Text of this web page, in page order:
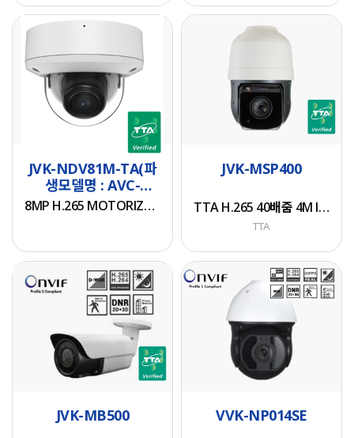
• 해시값 (SHA-256) :
• 파생모델명 : AVC-
• 화이트LED 라이트(야
간 컬러/이벤트 경보기
• 화이트LED 최대30M,
IR 가시거리 최대 35M
• IP67, IK10 등급
• 입력전원 :
• 펌웨어 버전 :
V30.85.8.2.3.4_250106
• 해시값 (SHA-256) :
• 파생모델명 : AVC-
NCB81M50-IK-TA
• 3D DNR, WDR, HLC,
BLC, ROI encoding
• Intelligent Analytics
• White Light LED /
Strobe (Blue & Red)
• Built-in MIC /
Speaker
V30.85.8.2.3.4_250106
• 펌웨어 파일명 :
AVCYON_TTA_250106_W.sw
• 해시값 (SHA-256) :
• 파생모델명 : AVC-
NDB81M-TA
JVK-NDV81M-TA(파
생모델명 : AVC-
NDV81M-TA) 8MP H.265 MOTORIZED VANDAL DOME NETWORK CAMERA
8MP H.265 MOTORIZED VANDAL DOME NETWORK CAMERA
• 8MP (3840x2160)
H.265+/H.264+/MJPEG
3840x2160
• Full Color I Active
Deterrence Camera
• 3D DNR, WDR, HLC,
BLC, ROI encoding
• Intelligent Analytics
• White Light LED /
Strobe (Blue & Red)
Light
• Built-in MIC /
Speaker
card slot, up to
256GB
JVK-MSP400
TTA H.265 40배줌 4M IR PTZ CAMERA
TTA
TTA H.265 40배줌 4M IR PTZ CAMERA
TTA
• 1/1.8" Sony CMOS 센
• NETWORK, CVBS
~ 260.0 mm) & 32배
림 보정 기능)
• HLC(강한 빛 보정 기
능)
• 360° 연속 팬 회전,
-25°틸트 동작
• IR 가시거리 500m
• 극한 온도(-40℃)에서
도 동작할 수 있는 아웃
터 장착)
JVK-MB500
H.265 5M IP BULLET CAMERA
TTA
• 1/2.8" 5.69M Sony
• 2.7~13.5mm 모터라
VVK-NP014SE
2M 30X ZOOM IP IR NETWORK OUTDOOR PTZ CAMERA
2M 30X ZOOM IP IR
NETWORK
OUTDOOR PTZ
CAMERA
∙ 1/3” PS-CMOS 2M IP